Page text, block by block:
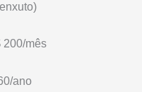
200/mês
ano